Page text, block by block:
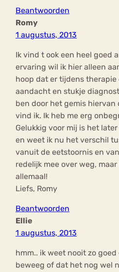
Beantwoorden
Romy
1 augustus, 2013
Ik vind t ook een heel goed
ervaring wil ik hier alleen
hoop dat er tijdens
aandacht en stukje
ben door het gemis
vind ik. Ik heb me erg
Gelukkig voor mij is het
en weet ik nu het verschil
vanuit de eetstoornis en
redelijk mee over weg,
allemaal!
Liefs, Romy
Beantwoorden
Ellie
1 augustus, 2013
hmm.. ik weet nooit zo
beweeg of dat het nog wel